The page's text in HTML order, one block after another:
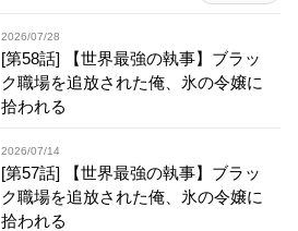
2026/07/28
[第58話] 【世界最強の執事】ブラッ
ク職場を追放された俺、氷の令嬢に
拾われる
2026/07/14
[第57話] 【世界最強の執事】ブラッ
ク職場を追放された俺、氷の令嬢に
拾われる